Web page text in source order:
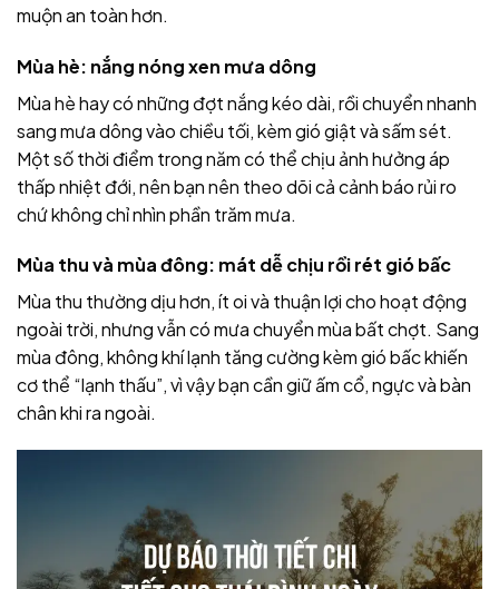
muộn an toàn hơn.
Mùa hè: nắng nóng xen mưa dông
Mùa hè hay có những đợt nắng kéo dài, rồi chuyển nhanh
sang mưa dông vào chiều tối, kèm gió giật và sấm sét.
Một số thời điểm trong năm có thể chịu ảnh hưởng áp
thấp nhiệt đới, nên bạn nên theo dõi cả cảnh báo rủi ro
chứ không chỉ nhìn phần trăm mưa.
Mùa thu và mùa đông: mát dễ chịu rồi rét gió bấc
Mùa thu thường dịu hơn, ít oi và thuận lợi cho hoạt động
ngoài trời, nhưng vẫn có mưa chuyển mùa bất chợt. Sang
mùa đông, không khí lạnh tăng cường kèm gió bấc khiến
cơ thể “lạnh thấu”, vì vậy bạn cần giữ ấm cổ, ngực và bàn
chân khi ra ngoài.